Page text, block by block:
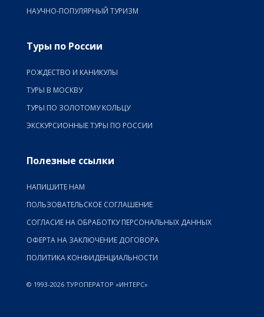
НАУЧНО-ПОПУЛЯРНЫЙ ТУРИЗМ
Туры по России
РОЖДЕСТВО И КАНИКУЛЫ
ТУРЫ В МОСКВУ
ТУРЫ ПО ЗОЛОТОМУ КОЛЬЦУ
ЭКСКУРСИОННЫЕ ТУРЫ ПО РОССИИ
Полезные ссылки
НАПИШИТЕ НАМ
ПОЛЬЗОВАТЕЛЬСКОЕ СОГЛАШЕНИЕ
СОГЛАСИЕ НА ОБРАБОТКУ ПЕРСОНАЛЬНЫХ ДАННЫХ
ОФЕРТА НА ЗАКЛЮЧЕНИЕ ДОГОВОРА
ПОЛИТИКА КОНФИДЕНЦИАЛЬНОСТИ
© 1993-2026 ТУРОПЕРАТОР «ИНТЕРС»